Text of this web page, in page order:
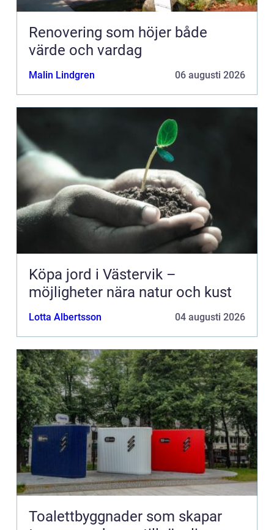
Renovering som höjer både
värde och vardag
Malin Lindgren 06 augusti 2026
Köpa jord i Västervik –
möjligheter nära natur och kust
Lotta Albertsson 04 augusti 2026
Toalettbyggnader som skapar